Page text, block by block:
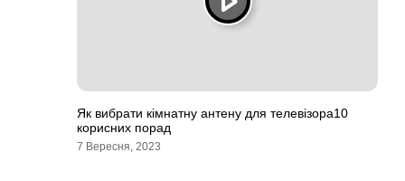
Як вибрати кімнатну антену для телевізора10
корисних порад
7 Вересня, 2023